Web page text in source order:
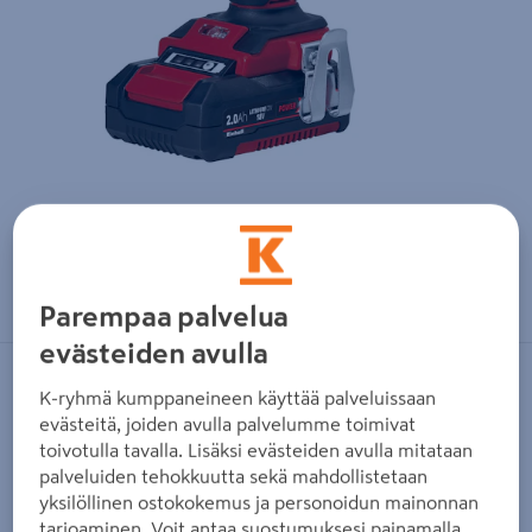
Zoomaa kuvaa sormilla kosketusnäytöllä
Akkuiskuporakone Einhell Power X-
Change TP-CD 18 Li-i BL 2x2,0Ah
Tuotenumero:502683229 EAN-koodi:4006825614374
Parempaa palvelua
evästeiden avulla
K-ryhmä kumppaneineen käyttää palveluissaan
evästeitä, joiden avulla palvelumme toimivat
toivotulla tavalla. Lisäksi evästeiden avulla mitataan
palveluiden tehokkuutta sekä mahdollistetaan
yksilöllinen ostokokemus ja personoidun mainonnan